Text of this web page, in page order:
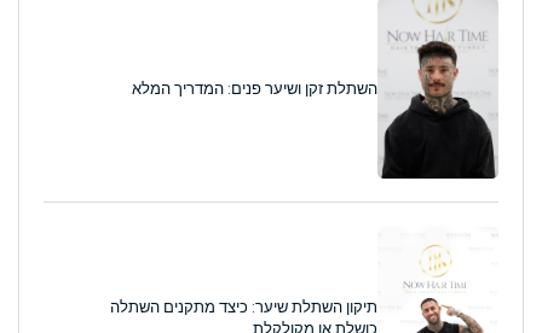
השתלת זקן ושיער פנים: המדריך המלא
תיקון השתלת שיער: כיצד מתקנים השתלה
כושלת או מקולקלת